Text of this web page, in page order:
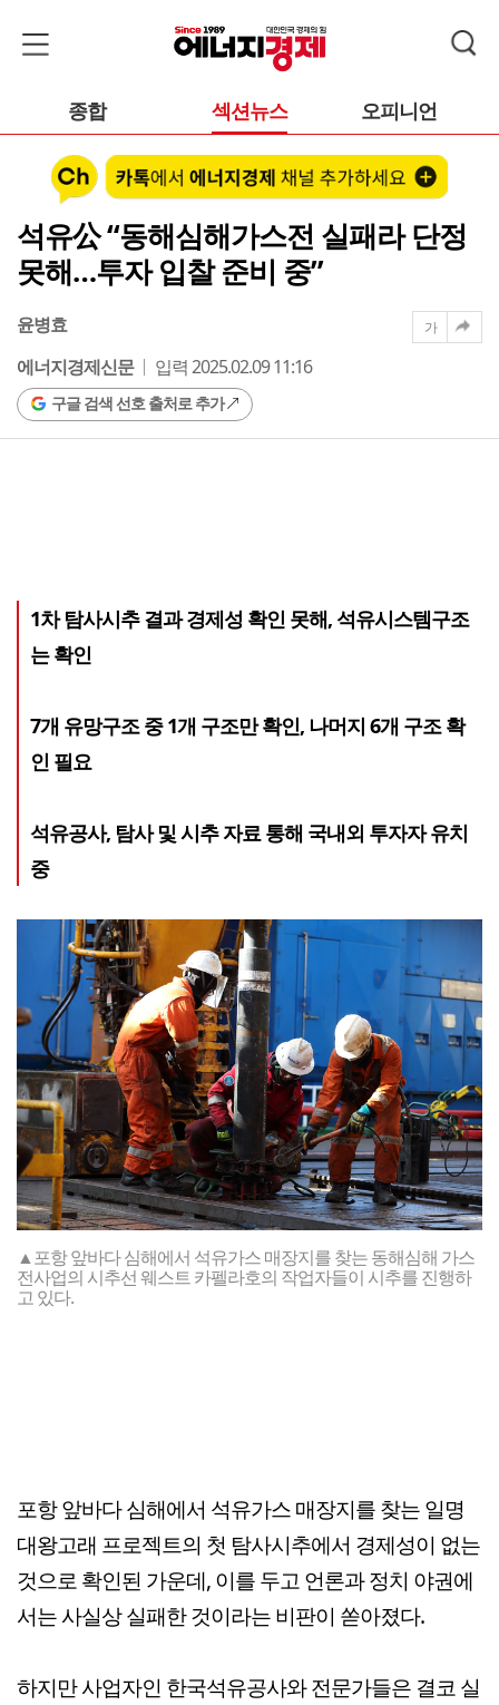
종합 섹션뉴스 오피니언
석유公 “동해심해가스전 실패라 단정
못해…투자 입찰 준비 중”
윤병효
에너지경제신문
입력 2025.02.09 11:16
구글 검색 선호 출처로 추가
가
1차 탐사시추 결과 경제성 확인 못해, 석유시스템구조
는 확인
7개 유망구조 중 1개 구조만 확인, 나머지 6개 구조 확
인 필요
석유공사, 탐사 및 시추 자료 통해 국내외 투자자 유치
중
▲포항 앞바다 심해에서 석유가스 매장지를 찾는 동해심해 가스
전사업의 시추선 웨스트 카펠라호의 작업자들이 시추를 진행하
고 있다.
포항 앞바다 심해에서 석유가스 매장지를 찾는 일명
대왕고래 프로젝트의 첫 탐사시추에서 경제성이 없는
것으로 확인된 가운데, 이를 두고 언론과 정치 야권에
서는 사실상 실패한 것이라는 비판이 쏟아졌다.
하지만 사업자인 한국석유공사와 전문가들은 결코 실